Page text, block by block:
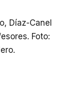
Díaz-Canel
Foto: